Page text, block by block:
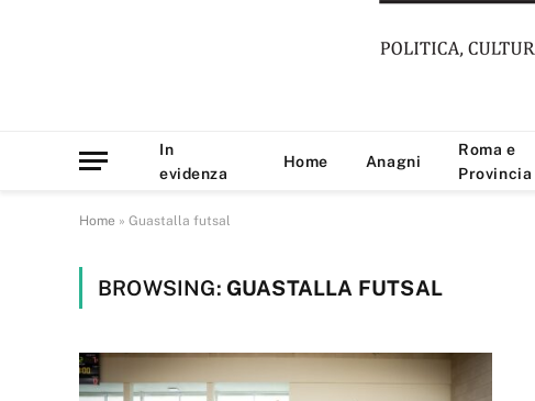
In
evidenza
Home Anagni
Roma e
Provincia
Home » Guastalla futsal
BROWSING: GUASTALLA FUTSAL